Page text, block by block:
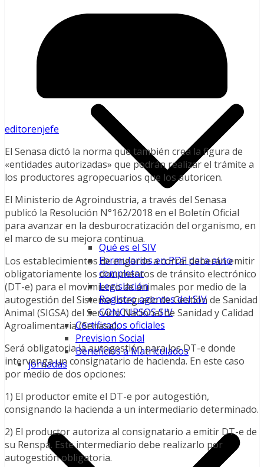
Qué es el SIV
Formularios en PDF para auto
completar
Legislación
Registro agentes del SIV
CONCURSOS SIV
Certificados oficiales
Prevision Social
Beneficios a Matriculados
jornadas
editorenjefe
El Senasa dictó la norma que también crea la figura de
«entidades autorizadas» que podrán realizar el trámite a
los productores agropecuarios que los autoricen.
El Ministerio de Agroindustria, a través del Senasa
publicó la Resolución N°162/2018 en el Boletín Oficial
para avanzar en la desburocratización del organismo, en
el marco de su mejora continua.
Los establecimientos de engorde a corral deberán emitir
obligatoriamente los documentos de tránsito electrónico
(DT-e) para el movimiento de animales por medio de la
autogestión del Sistema Integrado de Gestión de Sanidad
Animal (SIGSA) del Servicio Nacional de Sanidad y Calidad
Agroalimentaria (Senasa).
Será obligatoria la autogestión para los DT-e donde
intervenga un consignatario de hacienda. En este caso
por medio de dos opciones:
1) El productor emite el DT-e por autogestión,
consignando la hacienda a un intermediario determinado.
2) El productor autoriza al consignatario a emitir DT-e de
su Renspa. Este intermediario debe realizarlo por
autogestión obligatoria.